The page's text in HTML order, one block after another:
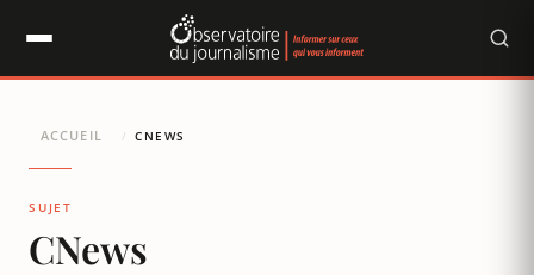
ACCUEIL / CNEWS
SUJET
CNews
Panneau de gestion des cookies